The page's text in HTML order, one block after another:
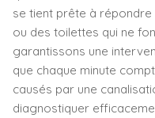
se tient prête à répondre
ou des toilettes qui ne
garantissons une
que chaque minute
causés par une
diagnostiquer